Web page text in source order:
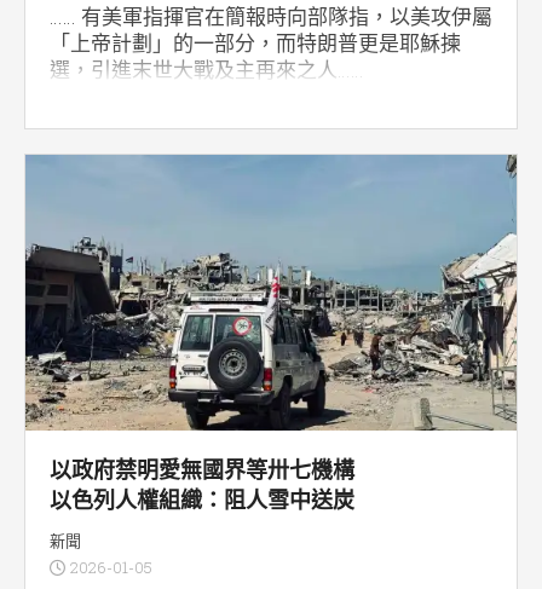
…… 有美軍指揮官在簡報時向部隊指，以美攻伊屬
「上帝計劃」的一部分，而特朗普更是耶穌揀
選，引進末世大戰及主再來之人……
以政府禁明愛無國界等卅七機構
以色列人權組織：阻人雪中送炭
新聞
2026-01-05